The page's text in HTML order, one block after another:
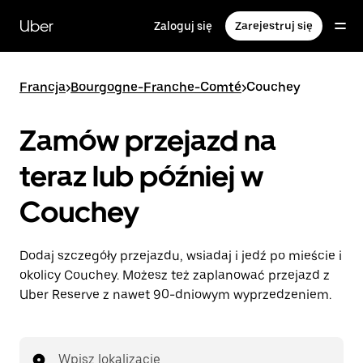
głównej
zawartości
Uber Zaloguj się Zarejestruj się
Francja>Bourgogne-Franche-Comté>Couchey
Zamów przejazd na
teraz lub później w
Couchey
Dodaj szczegóły przejazdu, wsiadaj i jedź po mieście i
okolicy Couchey. Możesz też zaplanować przejazd z
Uber Reserve z nawet 90-dniowym wyprzedzeniem.
Wpisz lokalizację